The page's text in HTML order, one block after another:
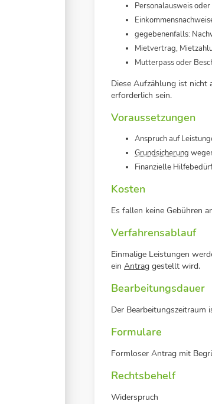
Personalausweis oder
gegebenenfalls:
Mietvertrag,
Mutterpass oder
Diese Aufzählung ist nicht
erforderlich sein.
Voraussetzungen
Anspruch auf
Grundsicherung
Finanzielle
Kosten
Es fallen keine Gebühren
Verfahrensablauf
Einmalige Leistungen
ein Antrag gestellt wird.
Bearbeitungsdauer
Der Bearbeitungszeitraum
Formulare
Formloser Antrag mit
Rechtsbehelf
Widerspruch